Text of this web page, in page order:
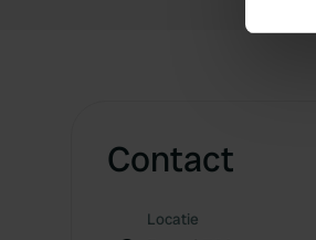
Contact
Locatie